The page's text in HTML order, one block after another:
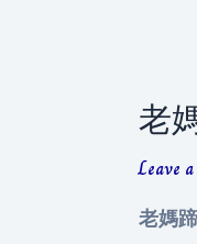
老
Leave
老媽